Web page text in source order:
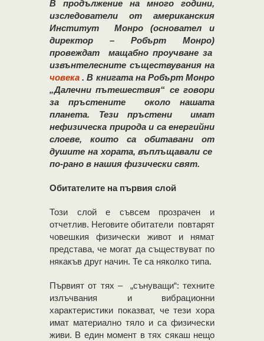
В продължение на много години,
изследователи от американския
Институт Монро (основател и
директор – Робърт Монро)
провеждат мащабно проучване за
извънтелесните съществувания на
човека . В книгата на Робърт Монро
„Далечни пътешествия“ се говори
за пръстените около нашата
планета. Тези пръстени имат
нефизическа природа и са енергийни
слоеве, които са обитавани от
душите на хората, въплъщавали се
по-рано в нашия физически свят.
Обитателите на първия слой
Този слой е съвсем прозрачен и
отчетлив. Неговите обитатели повтарят
човешкия физически живот и нямат
представа, че могат да съществуват по
някакъв друг начин. Те са няколко типа.
Първият от тях – „сънуващи“: техните
излъчвания и вибрационни
характеристики показват, че тези хора
имат материално тяло и са физически
живи. В един момент в тях сякаш нещо